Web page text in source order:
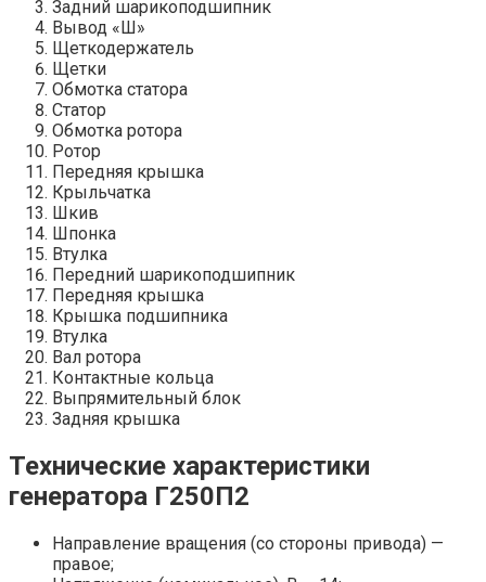
Задний шарикоподшипник
Вывод «Ш»
Щеткодержатель
Щетки
Обмотка статора
Статор
Обмотка ротора
Ротор
Передняя крышка
Крыльчатка
Шкив
Шпонка
Втулка
Передний шарикоподшипник
Передняя крышка
Крышка подшипника
Втулка
Вал ротора
Контактные кольца
Выпрямительный блок
Задняя крышка
Технические характеристики
генератора Г250П2
Направление вращения (со стороны привода) —
правое;